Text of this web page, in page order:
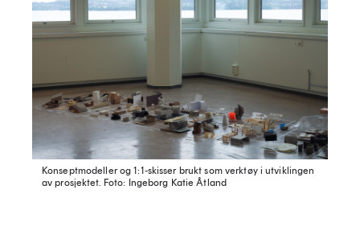
Konseptmodeller og 1:1-skisser brukt som verktøy i utviklingen
av prosjektet. Foto: Ingeborg Katie Åtland